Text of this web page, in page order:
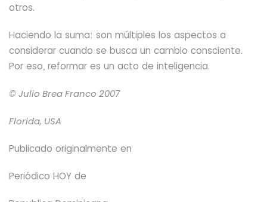
otros.
Haciendo la suma: son múltiples los aspectos a
considerar cuando se busca un cambio consciente.
Por eso, reformar es un acto de inteligencia.
© Julio Brea Franco 2007
Florida, USA
Publicado originalmente en
Periódico HOY de